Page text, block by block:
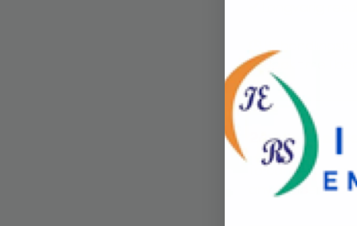
✔ Langvarig
🕒
24 hour
To cancel or
any